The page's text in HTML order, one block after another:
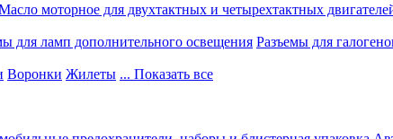
моторное для двухтактных и четырехтактных
для ламп дополнительного освещения Разъемы для
Воронки Жилеты ... Показать все